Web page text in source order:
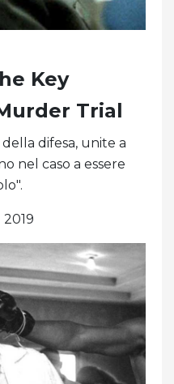
Key
Trial
difesa, unite a
nel caso a essere